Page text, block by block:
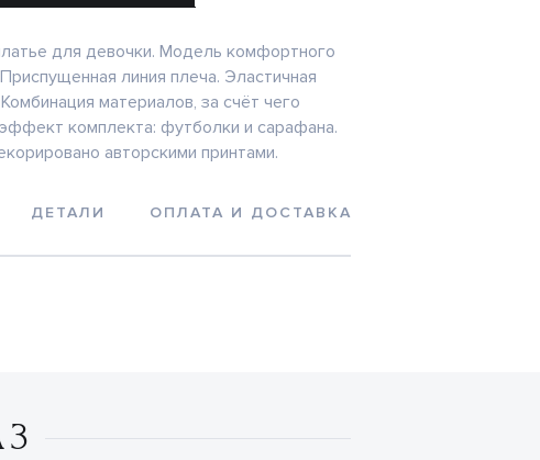
для девочки. Модель комфортного
линия плеча. Эластичная
материалов, за счёт чего
комплекта: футболки и сарафана.
авторскими принтами.
ДЕТАЛИ ОПЛАТА И ДОСТАВКА